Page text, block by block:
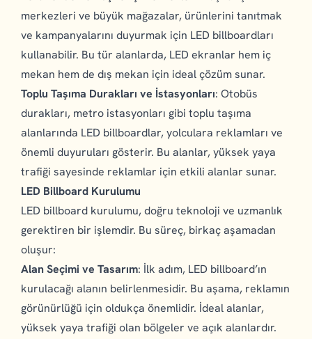
merkezleri ve büyük mağazalar, ürünlerini tanıtmak
ve kampanyalarını duyurmak için LED billboardları
kullanabilir. Bu tür alanlarda, LED ekranlar hem iç
mekan hem de dış mekan için ideal çözüm sunar.
Toplu Taşıma Durakları ve İstasyonları: Otobüs
durakları, metro istasyonları gibi toplu taşıma
alanlarında LED billboardlar, yolculara reklamları ve
önemli duyuruları gösterir. Bu alanlar, yüksek yaya
trafiği sayesinde reklamlar için etkili alanlar sunar.
LED Billboard Kurulumu
LED billboard kurulumu, doğru teknoloji ve uzmanlık
gerektiren bir işlemdir. Bu süreç, birkaç aşamadan
oluşur:
Alan Seçimi ve Tasarım: İlk adım, LED billboard’ın
kurulacağı alanın belirlenmesidir. Bu aşama, reklamın
görünürlüğü için oldukça önemlidir. İdeal alanlar,
yüksek yaya trafiği olan bölgeler ve açık alanlardır.